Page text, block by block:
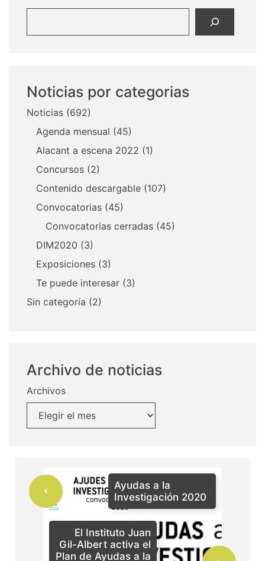
Noticias por categorias
Noticias (692)
Agenda mensual (45)
Alacant a escena 2022 (1)
Concursos (2)
Contenido descargable (107)
Convocatorias (45)
Convocatorias cerradas (45)
DIM2020 (3)
Exposiciones (3)
Te puede interesar (3)
Sin categoría (2)
Archivo de noticias
Archivos
Ayudas a la
Investigación 2020
El Instituto Juan
Gil-Albert activa el
Plan de Ayudas a la